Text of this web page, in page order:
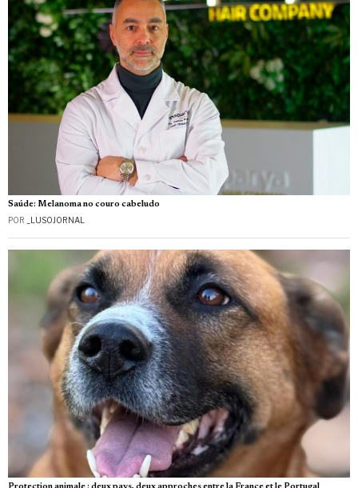
Saúde: Melanoma no couro cabeludo
POR _LUSOJORNAL